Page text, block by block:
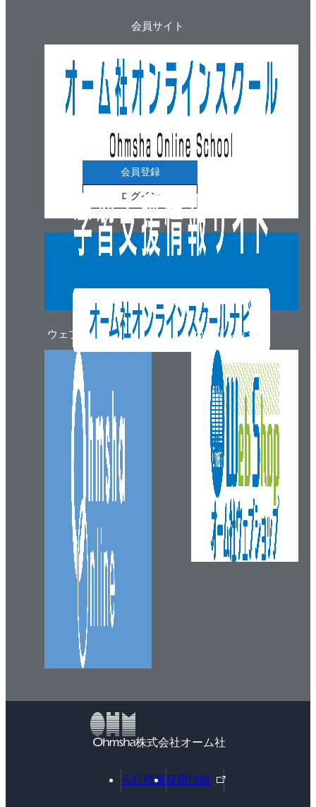
ウェブマガジン
会員サイト
会員登録
ログイン
ウェブショップ
株式会社オーム社
会社概要採用情報
外
部